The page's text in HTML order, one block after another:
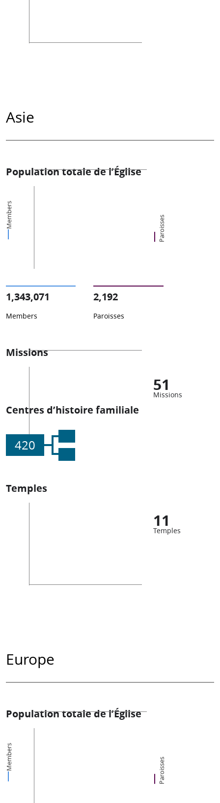
Asie
Population totale de l’Église
Members Paroisses
1,343,071
Members
2,192
Paroisses
Missions
51
Missions
Centres d’histoire familiale
420
Temples
11
Temples
Europe
Population totale de l’Église
Members Paroisses